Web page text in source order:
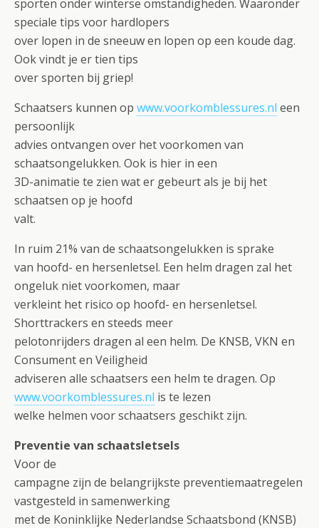
sporten onder winterse omstandigheden. Waaronder
speciale tips voor hardlopers
over lopen in de sneeuw en lopen op een koude dag.
Ook vindt je er tien tips
over sporten bij griep!
Schaatsers kunnen op www.voorkomblessures.nl een
persoonlijk
advies ontvangen over het voorkomen van
schaatsongelukken. Ook is hier in een
3D-animatie te zien wat er gebeurt als je bij het
schaatsen op je hoofd
valt.
In ruim 21% van de schaatsongelukken is sprake
van hoofd- en hersenletsel. Een helm dragen zal het
ongeluk niet voorkomen, maar
verkleint het risico op hoofd- en hersenletsel.
Shorttrackers en steeds meer
pelotonrijders dragen al een helm. De KNSB, VKN en
Consument en Veiligheid
adviseren alle schaatsers een helm te dragen. Op
www.voorkomblessures.nl is te lezen
welke helmen voor schaatsers geschikt zijn.
Preventie van schaatsletsels
Voor de
campagne zijn de belangrijkste preventiemaatregelen
vastgesteld in samenwerking
met de Koninklijke Nederlandse Schaatsbond (KNSB)